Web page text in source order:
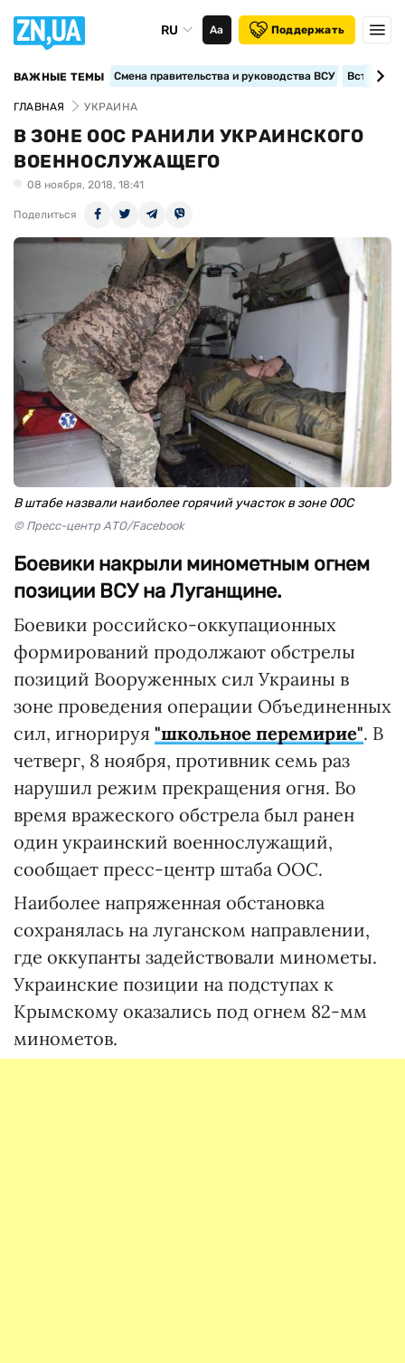
RU Аа Поддержать
ВАЖНЫЕ ТЕМЫ Смена правительства и руководства ВСУ
ГЛАВНАЯ УКРАИНА
В ЗОНЕ ООС РАНИЛИ УКРАИНСКОГО
ВОЕННОСЛУЖАЩЕГО
08 ноября, 2018, 18:41
Поделиться
В штабе назвали наиболее горячий участок в зоне ООС
© Пресс-центр АТО/Facebook
Боевики накрыли минометным огнем
позиции ВСУ на Луганщине.
Боевики российско-оккупационных
формирований продолжают обстрелы
позиций Вооруженных сил Украины в
зоне проведения операции Объединенных
сил, игнорируя "школьное перемирие". В
четверг, 8 ноября, противник семь раз
нарушил режим прекращения огня. Во
время вражеского обстрела был ранен
один украинский военнослужащий,
сообщает пресс-центр штаба ООС.
Наиболее напряженная обстановка
сохранялась на луганском направлении,
где оккупанты задействовали минометы.
Украинские позиции на подступах к
Крымскому оказались под огнем 82-мм
минометов.